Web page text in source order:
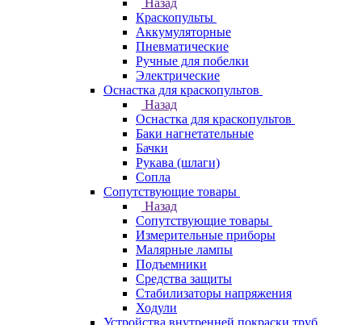
Назад
Краскопульты
Аккумуляторные
Пневматические
Ручные для побелки
Электрические
Оснастка для краскопультов
Назад
Оснастка для краскопультов
Баки нагнетательные
Бачки
Рукава (шлаги)
Сопла
Сопутствующие товары
Назад
Сопутствующие товары
Измерительные приборы
Малярные лампы
Подъемники
Средства защиты
Стабилизаторы напряжения
Ходули
Устройства внутренней покраски труб